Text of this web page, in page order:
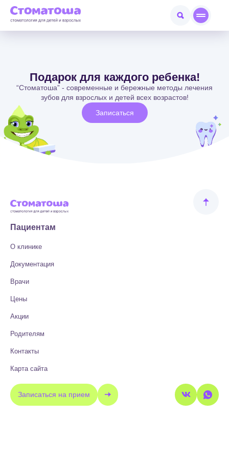
Подарок для каждого ребенка!
“Стоматоша” - современные и бережные методы лечения
зубов для взрослых и детей всех возрастов!
Записаться
Пациентам
О клинике
Документация
Врачи
Цены
Акции
Родителям
Контакты
Карта сайта
Записаться на прием